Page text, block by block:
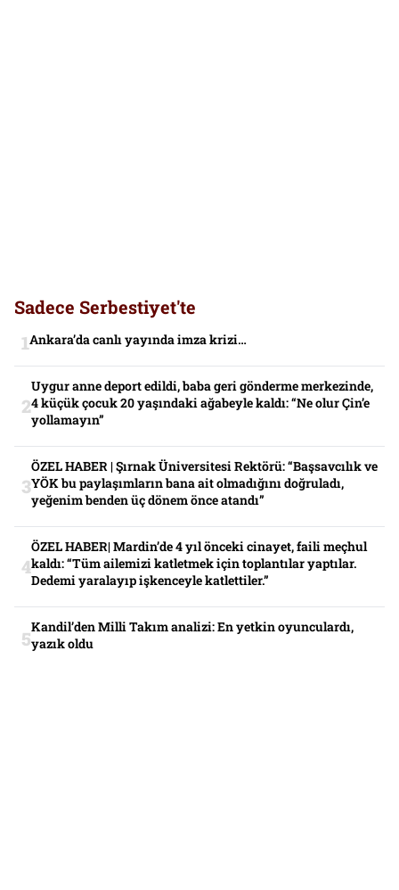
Sadece Serbestiyet'te
Ankara’da canlı yayında imza krizi…
Uygur anne deport edildi, baba geri gönderme merkezinde,
4 küçük çocuk 20 yaşındaki ağabeyle kaldı: “Ne olur Çin’e
yollamayın”
ÖZEL HABER | Şırnak Üniversitesi Rektörü: “Başsavcılık ve
YÖK bu paylaşımların bana ait olmadığını doğruladı,
yeğenim benden üç dönem önce atandı”
ÖZEL HABER| Mardin’de 4 yıl önceki cinayet, faili meçhul
kaldı: “Tüm ailemizi katletmek için toplantılar yaptılar.
Dedemi yaralayıp işkenceyle katlettiler.”
Kandil’den Milli Takım analizi: En yetkin oyunculardı,
yazık oldu